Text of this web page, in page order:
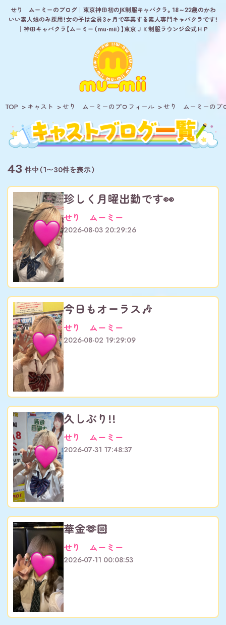
せり ムーミーのブログ｜東京神田初のJK制服キャバクラ。18～22歳のかわ
いい素人娘のみ採用！女の子は全員3ヶ月で卒業する素人専門キャバクラです！
｜神田キャバクラ【ムーミー（mu-mii）】東京ＪＫ制服ラウンジ公式ＨＰ
TOP キャスト せり ムーミーのプロフィール せり ムーミーのブ
43 件中（1〜30件を表示）
珍しく月曜出勤です👀
せり ムーミー
2026-08-03 20:29:26
今日もオーラス🎶
せり ムーミー
2026-08-02 19:29:09
久しぶり!!
せり ムーミー
2026-07-31 17:48:37
華金🫶🏻
せり ムーミー
2026-07-11 00:08:53